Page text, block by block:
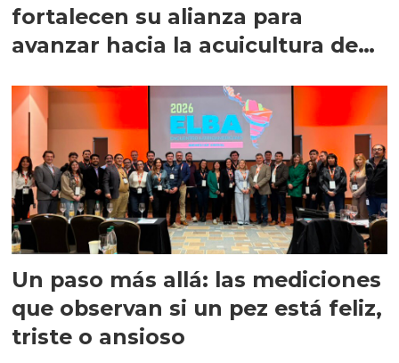
fortalecen su alianza para
avanzar hacia la acuicultura de
Un paso más allá: las mediciones
que observan si un pez está feliz,
triste o ansioso